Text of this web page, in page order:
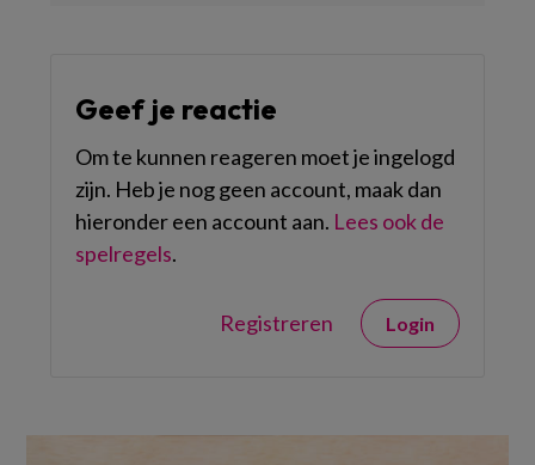
Geef je reactie
Om te kunnen reageren moet je ingelogd
zijn. Heb je nog geen account, maak dan
hieronder een account aan. Lees ook de
spelregels.
Registreren Login